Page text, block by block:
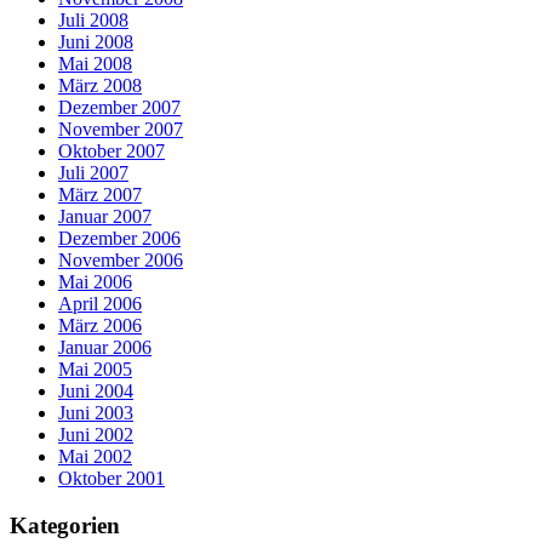
Juli 2008
Juni 2008
Mai 2008
März 2008
Dezember 2007
November 2007
Oktober 2007
Juli 2007
März 2007
Januar 2007
Dezember 2006
November 2006
Mai 2006
April 2006
März 2006
Januar 2006
Mai 2005
Juni 2004
Juni 2003
Juni 2002
Mai 2002
Oktober 2001
Kategorien